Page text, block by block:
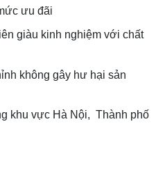
ưu đãi
giàu kinh nghiệm với chất
không gây hư hại sản
khu vực Hà Nội, Thành phố